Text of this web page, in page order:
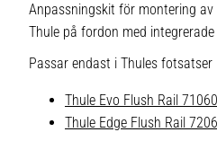
Anpassningskit för montering
Thule på fordon med
Passar endast i Thules fotsatser
Thule Evo Flush Rail
Thule Edge Flush Rail